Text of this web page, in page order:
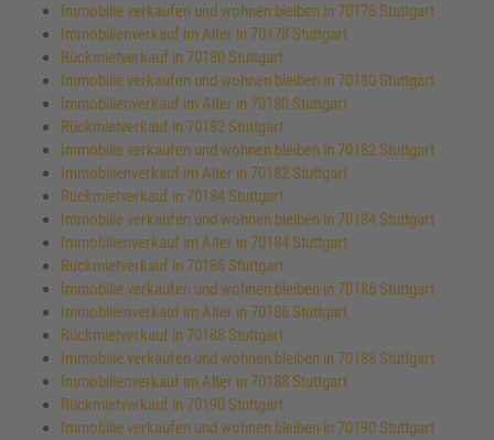
Immobilie verkaufen und wohnen bleiben in 70178 Stuttgart
Immobilienverkauf im Alter in 70178 Stuttgart
Rückmietverkauf in 70180 Stuttgart
Immobilie verkaufen und wohnen bleiben in 70180 Stuttgart
Immobilienverkauf im Alter in 70180 Stuttgart
Rückmietverkauf in 70182 Stuttgart
Immobilie verkaufen und wohnen bleiben in 70182 Stuttgart
Immobilienverkauf im Alter in 70182 Stuttgart
Rückmietverkauf in 70184 Stuttgart
Immobilie verkaufen und wohnen bleiben in 70184 Stuttgart
Immobilienverkauf im Alter in 70184 Stuttgart
Rückmietverkauf in 70186 Stuttgart
Immobilie verkaufen und wohnen bleiben in 70186 Stuttgart
Immobilienverkauf im Alter in 70186 Stuttgart
Rückmietverkauf in 70188 Stuttgart
Immobilie verkaufen und wohnen bleiben in 70188 Stuttgart
Immobilienverkauf im Alter in 70188 Stuttgart
Rückmietverkauf in 70190 Stuttgart
Immobilie verkaufen und wohnen bleiben in 70190 Stuttgart